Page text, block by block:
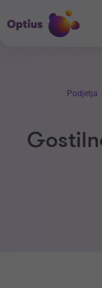
Podjetja